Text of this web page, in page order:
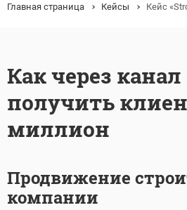
Главная страница Кейсы Кейс
Как через канал
получить
миллион
Продвижение
компании